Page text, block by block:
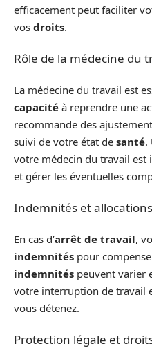
efficacement peut faciliter
vos droits.
Rôle de la médecine du
La médecine du travail est
capacité à reprendre une
recommande des
suivi de votre état de santé.
votre médecin du travail est
et gérer les éventuelles
Indemnités et allocations
En cas d’arrêt de travail,
indemnités pour
indemnités peuvent varier
votre interruption de travail
vous détenez.
Protection légale et